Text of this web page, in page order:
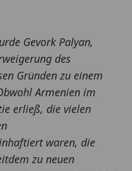
Gevork Palyan,
des
Gründen zu einem
Armenien im
erließ, die vielen
waren, die
zu neuen